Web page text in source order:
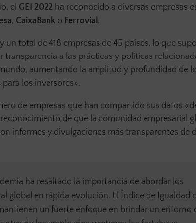
el GEI 2022 ha reconocido a diversas empresas
, CaixaBank o Ferrovial.
un total de 418 empresas de 45 países, lo que
a las prácticas y políticas
aumentando la amplitud y profundidad de
los inversores».
de empresas que han compartido sus datos
de que la comunidad empresarial
informes y divulgaciones más transparentes de
ha resaltado la importancia de abordar los
global en rápida evolución. El Índice de Igualdad
un fuerte enfoque en brindar un entorno